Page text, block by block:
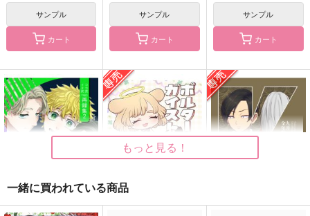
バカの選択
失敬失敬
787円 （税込）
乾青宗×九井一
サンプル
作品詳細
きみといつまでも
夢見草
472円（税込）
乾青宗
サンプル
森を泳ぐ金魚
13
1,038円（税込）
九井一×乾青宗
サンプル
サンプル
カート
サンプル
カート
サンプル
カート
もっと見る！
一緒に買われている商品